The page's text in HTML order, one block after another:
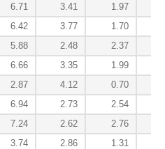
6.71 3.41 1.97
6.42 3.77 1.70
5.88 2.48 2.37
6.66 3.35 1.99
2.87 4.12 0.70
6.94 2.73 2.54
7.24 2.62 2.76
3.74 2.86 1.31